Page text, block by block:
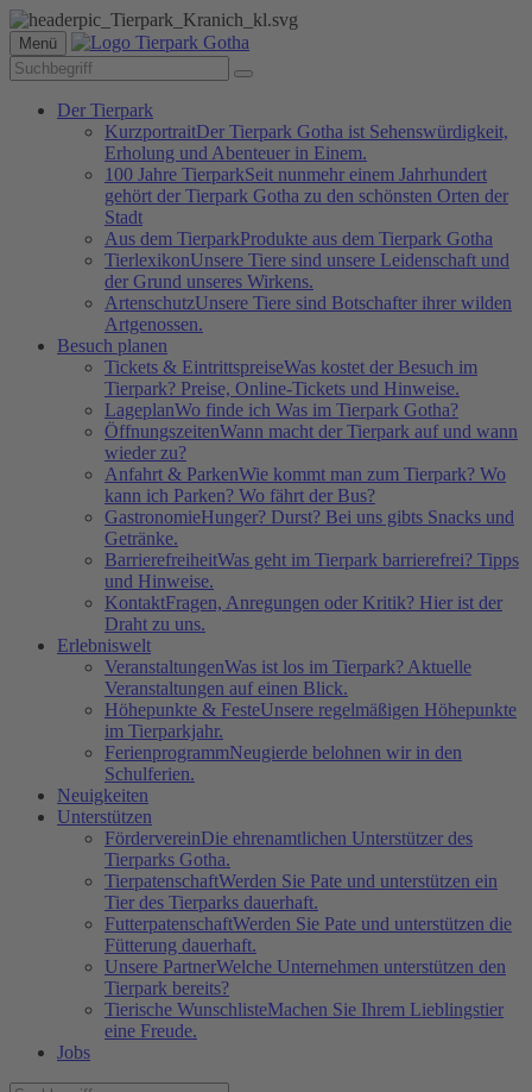
Menü
Der Tierpark
KurzportraitDer Tierpark Gotha ist Sehenswürdigkeit,
Erholung und Abenteuer in Einem.
100 Jahre TierparkSeit nunmehr einem Jahrhundert
gehört der Tierpark Gotha zu den schönsten Orten der
Stadt
Aus dem TierparkProdukte aus dem Tierpark Gotha
TierlexikonUnsere Tiere sind unsere Leidenschaft und
der Grund unseres Wirkens.
ArtenschutzUnsere Tiere sind Botschafter ihrer wilden
Artgenossen.
Besuch planen
Tickets & EintrittspreiseWas kostet der Besuch im
Tierpark? Preise, Online-Tickets und Hinweise.
LageplanWo finde ich Was im Tierpark Gotha?
ÖffnungszeitenWann macht der Tierpark auf und wann
wieder zu?
Anfahrt & ParkenWie kommt man zum Tierpark? Wo
kann ich Parken? Wo fährt der Bus?
GastronomieHunger? Durst? Bei uns gibts Snacks und
Getränke.
BarrierefreiheitWas geht im Tierpark barrierefrei? Tipps
und Hinweise.
KontaktFragen, Anregungen oder Kritik? Hier ist der
Draht zu uns.
Erlebniswelt
VeranstaltungenWas ist los im Tierpark? Aktuelle
Veranstaltungen auf einen Blick.
Höhepunkte & FesteUnsere regelmäßigen Höhepunkte
im Tierparkjahr.
FerienprogrammNeugierde belohnen wir in den
Schulferien.
Neuigkeiten
Unterstützen
FördervereinDie ehrenamtlichen Unterstützer des
Tierparks Gotha.
TierpatenschaftWerden Sie Pate und unterstützen ein
Tier des Tierparks dauerhaft.
FutterpatenschaftWerden Sie Pate und unterstützen die
Fütterung dauerhaft.
Unsere PartnerWelche Unternehmen unterstützen den
Tierpark bereits?
Tierische WunschlisteMachen Sie Ihrem Lieblingstier
eine Freude.
Jobs